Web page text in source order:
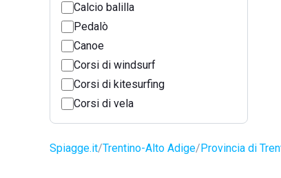
Calcio balilla
Pedalò
Canoe
Corsi di windsurf
Corsi di kitesurfing
Corsi di vela
Spiagge.it Trentino-Alto Adige Provincia di